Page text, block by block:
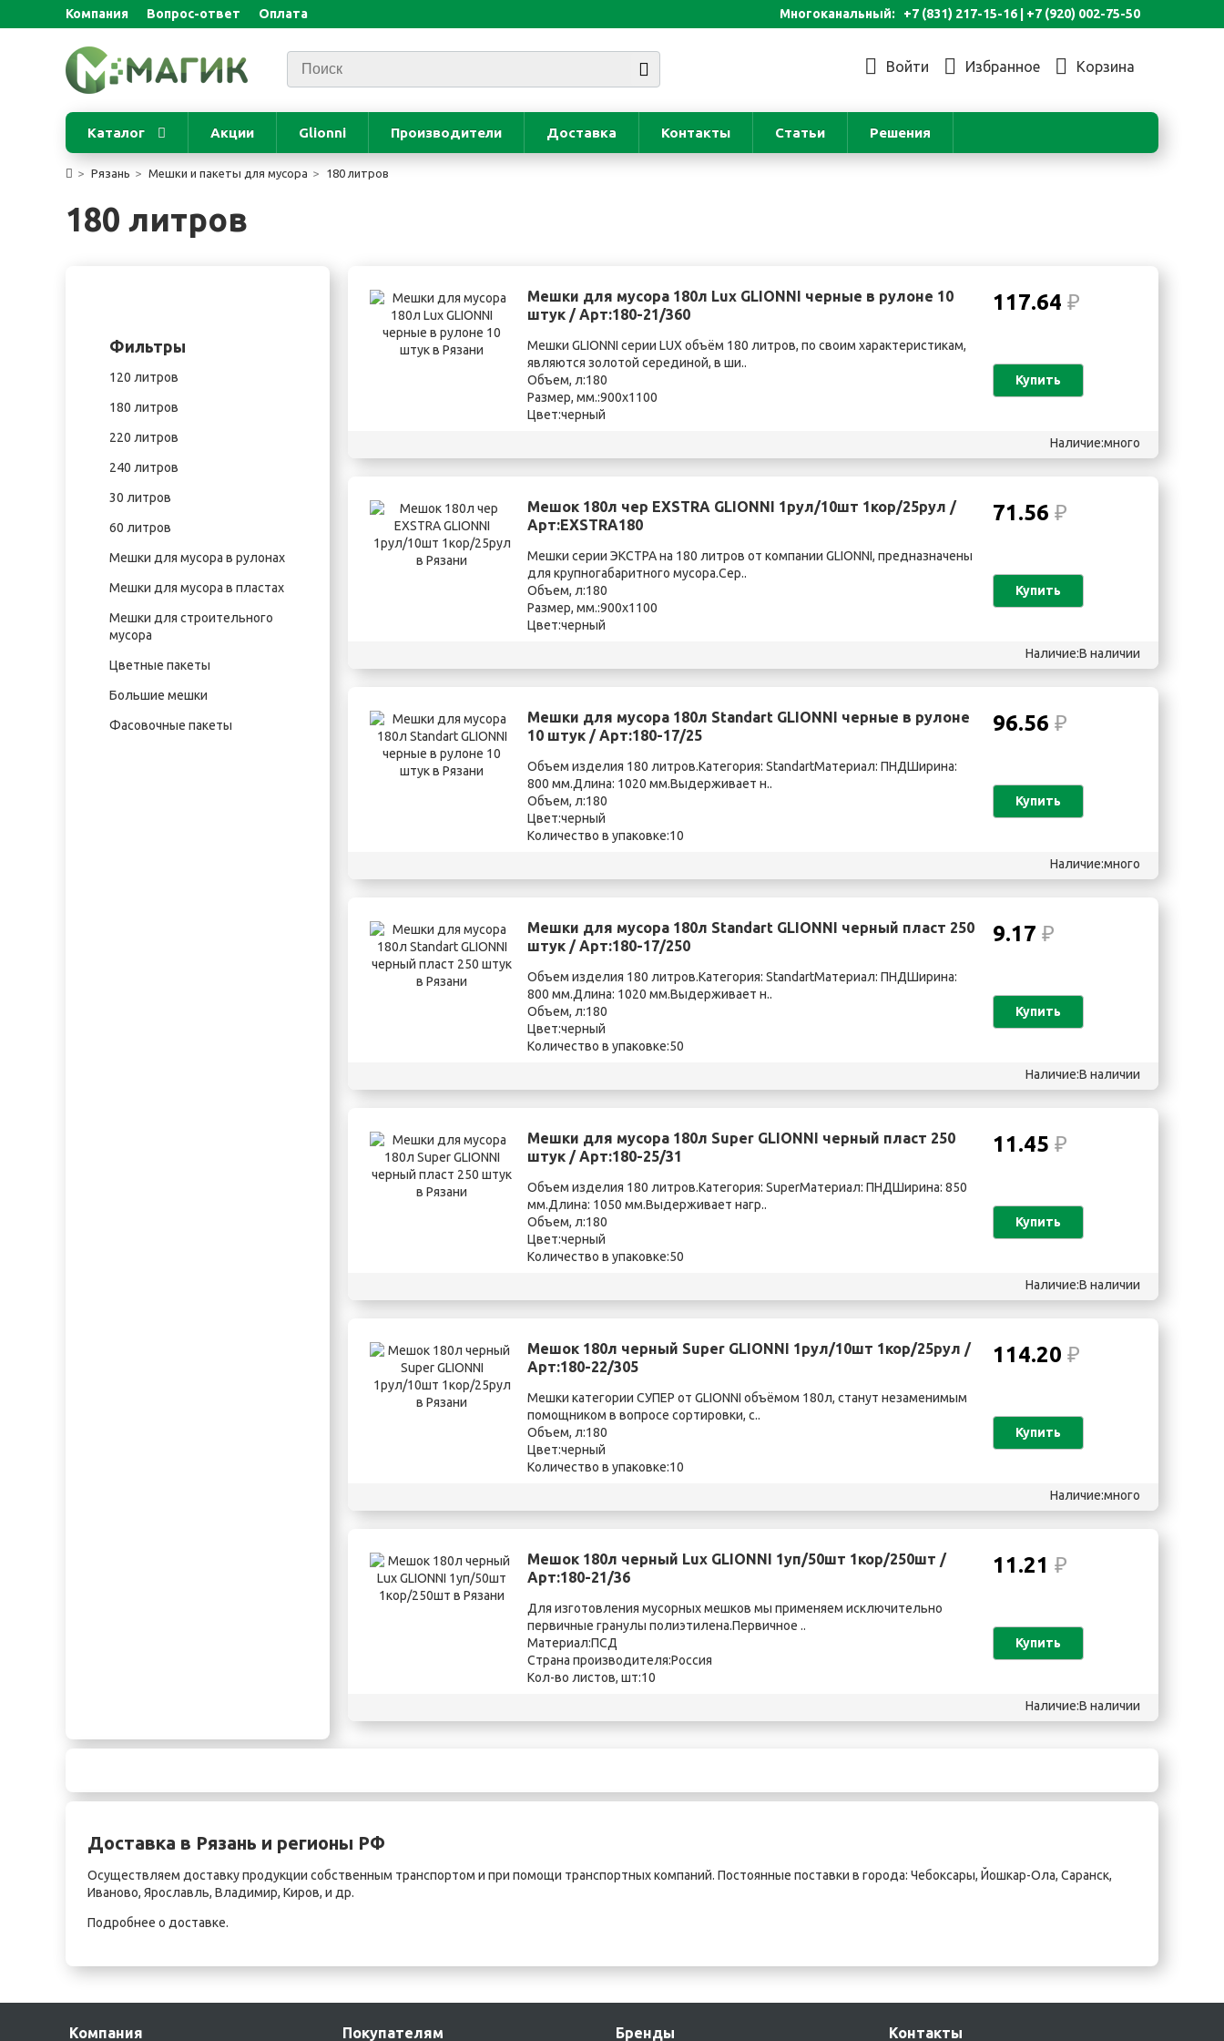
Компания Вопрос-ответ Оплата Многоканальный: +7 (831) 217-15-16 | +7 (920) 002-75-50
Войти Избранное Корзина
Каталог Акции Glionni Производители Доставка Контакты Статьи Решения
Рязань Мешки и пакеты для мусора 180 литров
180 литров
Фильтры
120 литров
180 литров
220 литров
240 литров
30 литров
60 литров
Мешки для мусора в рулонах
Мешки для мусора в пластах
Мешки для строительного
мусора
Цветные пакеты
Большие мешки
Фасовочные пакеты
Мешки для мусора 180л Lux GLIONNI черные в рулоне 10
штук / Арт:180-21/360
Мешки GLIONNI серии LUX объём 180 литров, по своим характеристикам,
являются золотой серединой, в ши..
Объем, л:180
Размер, мм.:900х1100
Цвет:черный
117.64 ₽
Купить
Наличие:много
Мешок 180л чер EXSTRA GLIONNI 1рул/10шт 1кор/25рул /
Арт:EXSTRA180
Мешки серии ЭКСТРА на 180 литров от компании GLIONNI, предназначены
для крупногабаритного мусора.Сер..
Объем, л:180
Размер, мм.:900х1100
Цвет:черный
71.56 ₽
Купить
Наличие:В наличии
Мешки для мусора 180л Standart GLIONNI черные в рулоне
10 штук / Арт:180-17/25
Объем изделия 180 литров.Категория: StandartМатериал: ПНДШирина:
800 мм.Длина: 1020 мм.Выдерживает н..
Объем, л:180
Цвет:черный
Количество в упаковке:10
96.56 ₽
Купить
Наличие:много
Мешки для мусора 180л Standart GLIONNI черный пласт 250
штук / Арт:180-17/250
Объем изделия 180 литров.Категория: StandartМатериал: ПНДШирина:
800 мм.Длина: 1020 мм.Выдерживает н..
Объем, л:180
Цвет:черный
Количество в упаковке:50
9.17 ₽
Купить
Наличие:В наличии
Мешки для мусора 180л Super GLIONNI черный пласт 250
штук / Арт:180-25/31
Объем изделия 180 литров.Категория: SuperМатериал: ПНДШирина: 850
мм.Длина: 1050 мм.Выдерживает нагр..
Объем, л:180
Цвет:черный
Количество в упаковке:50
11.45 ₽
Купить
Наличие:В наличии
Мешок 180л черный Super GLIONNI 1рул/10шт 1кор/25рул /
Арт:180-22/305
Мешки категории СУПЕР от GLIONNI объёмом 180л, станут незаменимым
помощником в вопросе сортировки, с..
Объем, л:180
Цвет:черный
Количество в упаковке:10
114.20 ₽
Купить
Наличие:много
Мешок 180л черный Lux GLIONNI 1уп/50шт 1кор/250шт /
Арт:180-21/36
Для изготовления мусорных мешков мы применяем исключительно
первичные гранулы полиэтилена.Первичное ..
Материал:ПСД
Страна производителя:Россия
Кол-во листов, шт:10
11.21 ₽
Купить
Наличие:В наличии
Доставка в Рязань и регионы РФ
Осуществляем доставку продукции собственным транспортом и при помощи транспортных компаний. Постоянные поставки в города: Чебоксары, Йошкар-Ола, Саранск,
Иваново, Ярославль, Владимир, Киров, и др.
Подробнее о доставке.
Компания Покупателям Бренды Контакты